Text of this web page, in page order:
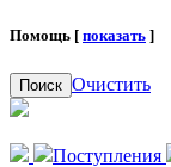
Помощь [ показать ]
Поиск Очистить
Поступления